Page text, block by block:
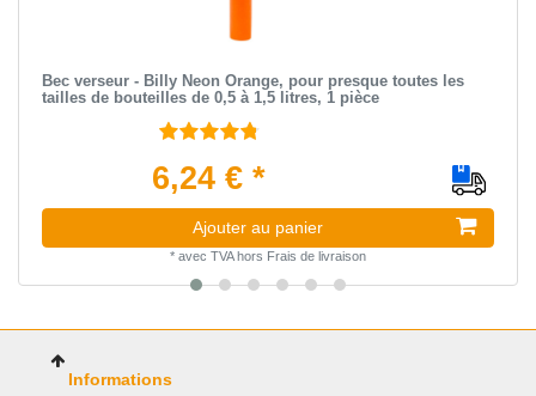
Bec verseur - Billy Neon Orange, pour presque toutes les
tailles de bouteilles de 0,5 à 1,5 litres, 1 pièce
6,24 € *
Ajouter au panier
* avec TVAhors Frais de livraison
Informations